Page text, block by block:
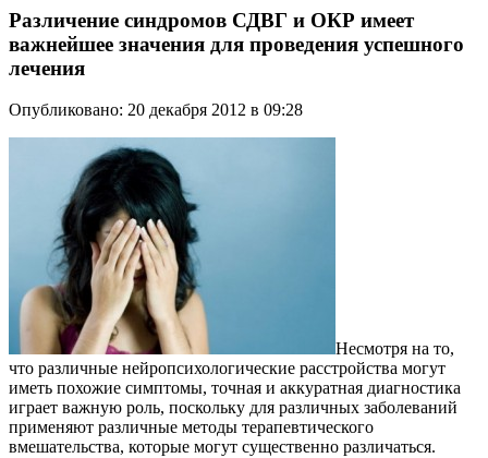
Различение синдромов СДВГ и ОКР имеет
важнейшее значения для проведения успешного
лечения
Опубликовано: 20 декабря 2012 в 09:28
Несмотря на то,
что различные нейропсихологическиe расстройства могут
иметь похожие симптомы, точная и аккуратная диагностика
играет важную роль, поскольку для различных заболеваний
применяют различные методы терапевтического
вмешательства, которые могут существенно различаться.